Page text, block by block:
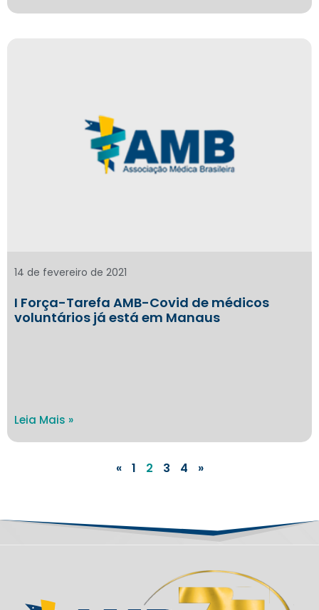
I Força-Tarefa AMB-Covid de médicos
voluntários já está em Manaus
14 de fevereiro de 2021
Leia Mais »
« 1 2 3 4 »